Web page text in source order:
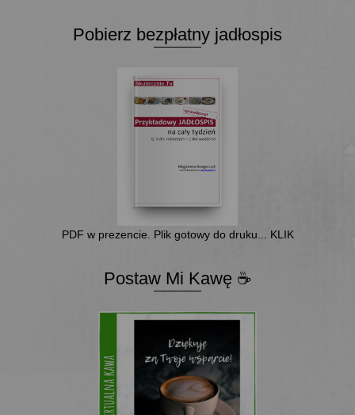
Pobierz bezpłatny jadłospis
PDF w prezencie. Plik gotowy do druku... KLIK
Postaw Mi Kawę ☕